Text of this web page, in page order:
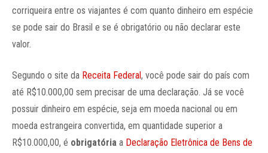
corriqueira entre os viajantes é com quanto dinheiro em espécie
se pode sair do Brasil e se é obrigatório ou não declarar este
valor.
Segundo o site da Receita Federal, você pode sair do país com
até R$10.000,00 sem precisar de uma declaração. Já se você
possuir dinheiro em espécie, seja em moeda nacional ou em
moeda estrangeira convertida, em quantidade superior a
R$10.000,00, é obrigatória a Declaração Eletrônica de Bens de